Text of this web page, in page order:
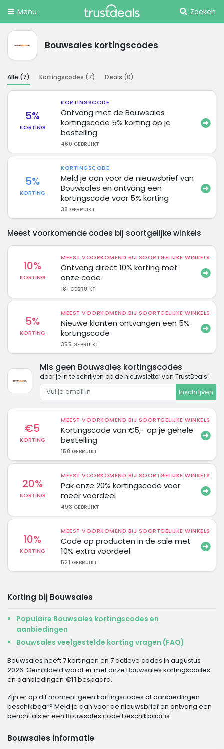
Menu Zoeken
Bouwsales kortingscodes
Alle (7) Kortingscodes (7) Deals (0)
5%
KORTING
KORTINGSCODE
Ontvang met de Bouwsales
kortingscode 5% korting op je
bestelling
460 GEBRUIKT
5%
KORTING
KORTINGSCODE
Meld je aan voor de nieuwsbrief van
Bouwsales en ontvang een
kortingscode voor 5% korting
38 GEBRUIKT
Meest voorkomende codes bij soortgelijke winkels
10%
KORTING
MEEST VOORKOMEND BIJ SOORTGELIJKE WINKELS
Ontvang direct 10% korting met
onze code
181 GEBRUIKT
5%
KORTING
MEEST VOORKOMEND BIJ SOORTGELIJKE WINKELS
Nieuwe klanten ontvangen een 5%
kortingscode
355 GEBRUIKT
Mis geen Bouwsales kortingscodes
door je in te schrijven op de nieuwsletter van TrustDeals!
Inschrijven
€5
KORTING
MEEST VOORKOMEND BIJ SOORTGELIJKE WINKELS
Kortingscode van €5,- op je gehele
bestelling
158 GEBRUIKT
20%
KORTING
MEEST VOORKOMEND BIJ SOORTGELIJKE WINKELS
Pak onze 20% kortingscode voor
meer voordeel
493 GEBRUIKT
10%
KORTING
MEEST VOORKOMEND BIJ SOORTGELIJKE WINKELS
Code op producten in de sale met
10% extra voordeel
521 GEBRUIKT
Korting bij Bouwsales
Populaire Bouwsales kortingscodes en
aanbiedingen
Bouwsales veelgestelde korting vragen (FAQ)
Bouwsales heeft 7 kortingen en 7 actieve codes in augustus
2026. Gemiddeld wordt er met onze Bouwsales kortingscodes
en aanbiedingen €11 bespaard.
Zijn er op dit moment geen kortingscodes of aanbiedingen
beschikbaar? Meld je aan voor de nieuwsbrief en ontvang een
bericht als er een Bouwsales code beschikbaar is.
Bouwsales informatie